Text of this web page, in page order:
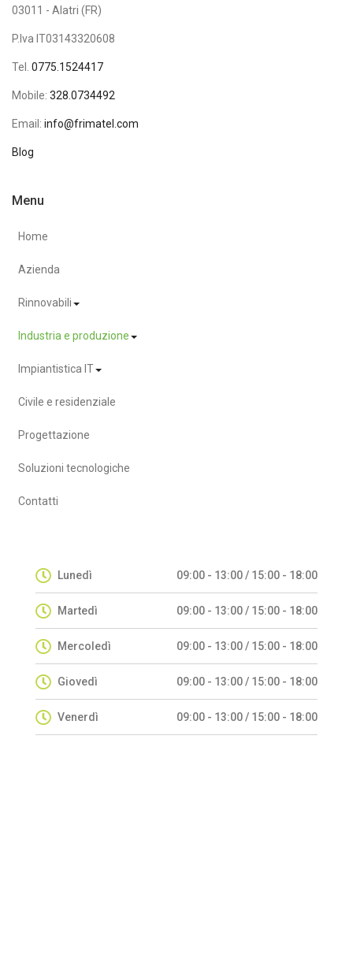
03011 - Alatri (FR)
P.Iva IT03143320608
Tel. 0775.1524417
Mobile: 328.0734492
Email: info@frimatel.com
Blog
Menu
Home
Azienda
Rinnovabili
Industria e produzione
Impiantistica IT
Civile e residenziale
Progettazione
Soluzioni tecnologiche
Contatti
Lunedì 09:00 - 13:00 / 15:00 - 18:00
Martedì 09:00 - 13:00 / 15:00 - 18:00
Mercoledì 09:00 - 13:00 / 15:00 - 18:00
Giovedì 09:00 - 13:00 / 15:00 - 18:00
Venerdì 09:00 - 13:00 / 15:00 - 18:00